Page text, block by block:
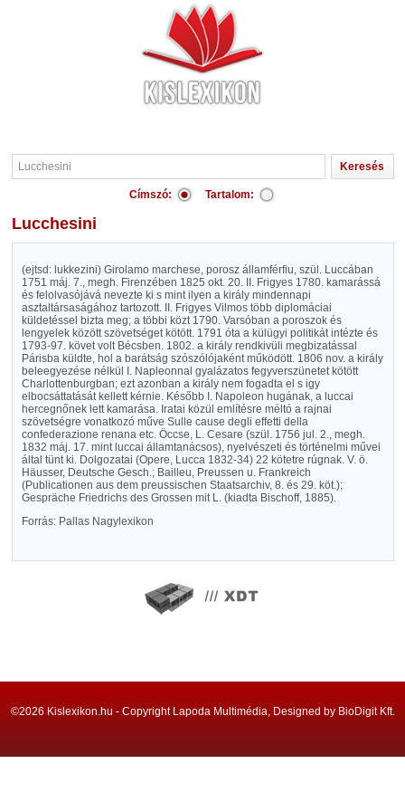
Címszó: Tartalom:
Lucchesini
(ejtsd: lukkezini) Girolamo marchese, porosz államférfiu, szül. Luccában
1751 máj. 7., megh. Firenzében 1825 okt. 20. II. Frigyes 1780. kamarássá
és felolvasójává nevezte ki s mint ilyen a király mindennapi
asztaltársaságához tartozott. II. Frigyes Vilmos több diplomáciai
küldetéssel bizta meg; a többi közt 1790. Varsóban a poroszok és
lengyelek között szövetséget kötött. 1791 óta a külügyi politikát intézte és
1793-97. követ volt Bécsben. 1802. a király rendkivüli megbizatással
Párisba küldte, hol a barátság szószólójaként működött. 1806 nov. a király
beleegyezése nélkül I. Napleonnal gyalázatos fegyverszünetet kötött
Charlottenburgban; ezt azonban a király nem fogadta el s igy
elbocsáttatását kellett kérnie. Később I. Napoleon hugának, a luccai
hercegnőnek lett kamarása. Iratai közül említésre méltó a rajnai
szövetségre vonatkozó műve Sulle cause degli effetti della
confederazione renana etc. Öccse, L. Cesare (szül. 1756 jul. 2., megh.
1832 máj. 17. mint luccai államtanácsos), nyelvészeti és történelmi művei
által tünt ki. Dolgozatai (Opere, Lucca 1832-34) 22 kötetre rúgnak. V. ö.
Häusser, Deutsche Gesch.; Bailleu, Preussen u. Frankreich
(Publicationen aus dem preussischen Staatsarchiv, 8. és 29. köt.);
Gespräche Friedrichs des Grossen mit L. (kiadta Bischoff, 1885).
Forrás: Pallas Nagylexikon
©2026 Kislexikon.hu - Copyright Lapoda Multimédia, Designed by BioDigit Kft.